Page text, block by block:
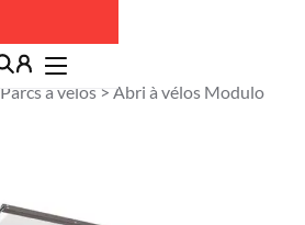
Parcs à vélos> Abri à vélos Modulo